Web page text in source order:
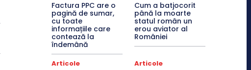
Factura PPC are o
pagină de sumar,
cu toate
informațiile care
contează la
îndemână
Cum a batjocorit
până la moarte
statul român un
erou aviator al
României
Articole Articole